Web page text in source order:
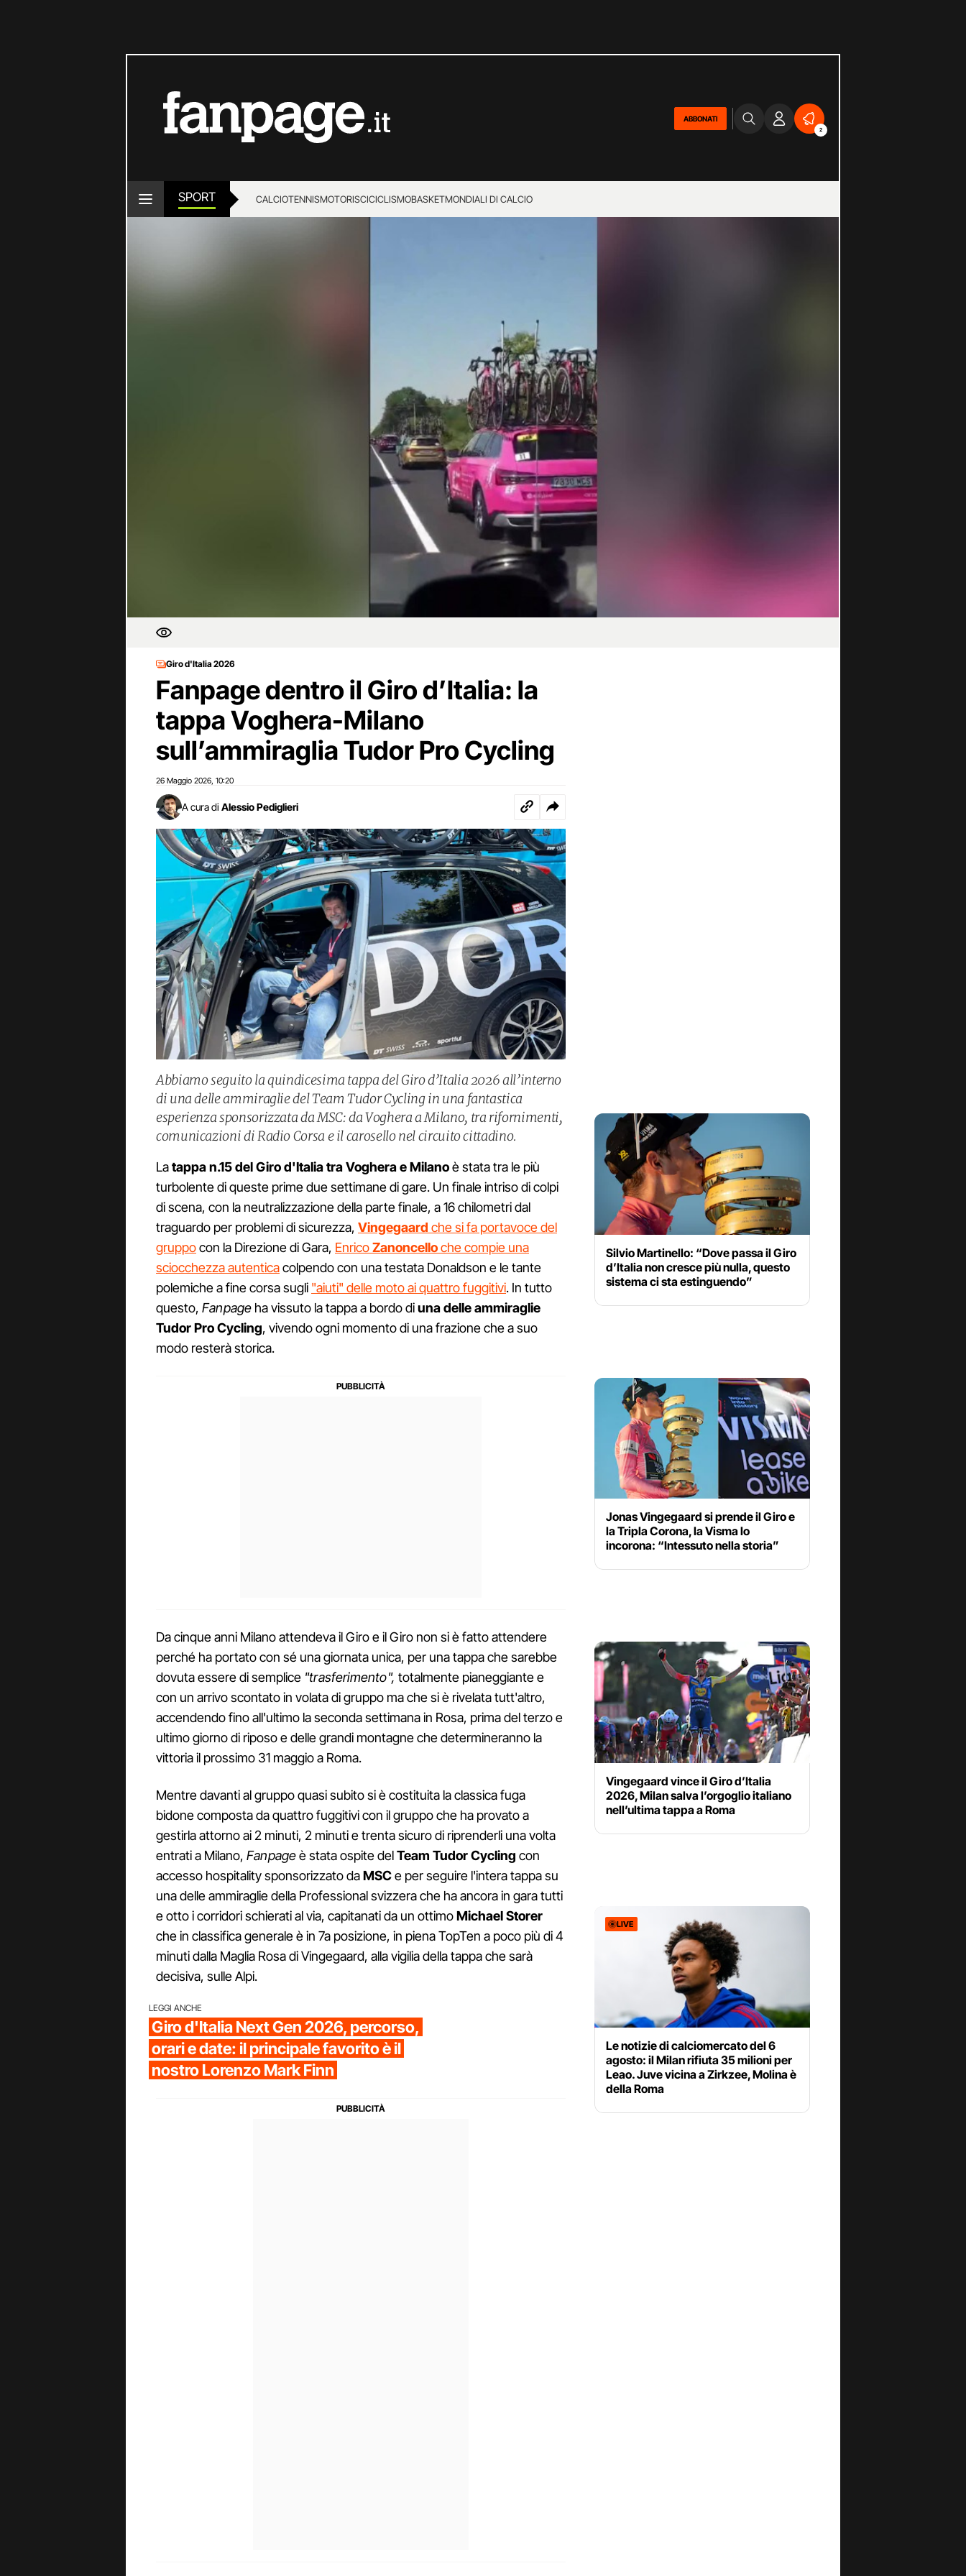
ABBONATI
2
SPORT CALCIOTENNISMOTORISCICICLISMOBASKETMONDIALI DI CALCIO
Giro d'Italia 2026
Fanpage dentro il Giro d’Italia: la
tappa Voghera-Milano
sull’ammiraglia Tudor Pro Cycling
26 Maggio 2026 10:20
A cura di Alessio Pediglieri
Abbiamo seguito la quindicesima tappa del Giro d’Italia 2026 all’interno
di una delle ammiraglie del Team Tudor Cycling in una fantastica
esperienza sponsorizzata da MSC: da Voghera a Milano, tra rifornimenti,
comunicazioni di Radio Corsa e il carosello nel circuito cittadino.
Latappa n.15 del Giro d'Italia tra Voghera e Milanoè stata tra le più
turbolente di queste prime due settimane di gare. Un finale intriso di colpi
di scena, con la neutralizzazione della parte finale, a 16 chilometri dal
traguardo per problemi di sicurezza, Vingegaard che si fa portavoce del
gruppocon la Direzione di Gara, EnricoZanoncelloche compie una
sciocchezza autenticacolpendo con una testata Donaldson e le tante
polemiche a fine corsa sugli "aiuti" delle moto ai quattro fuggitivi. In tutto
questo, Fanpage ha vissuto la tappa a bordo diuna delle ammiraglie
Tudor Pro Cycling, vivendo ogni momento di una frazione che a suo
modo resterà storica.
Da cinque anni Milano attendeva il Giro e il Giro non si è fatto attendere
perché ha portato con sé una giornata unica, per una tappa che sarebbe
dovuta essere di semplice "trasferimento", totalmente pianeggiante e
con un arrivo scontato in volata di gruppo ma che si è rivelata tutt'altro,
accendendo fino all'ultimo la seconda settimana in Rosa, prima del terzo e
ultimo giorno di riposo e delle grandi montagne che determineranno la
vittoria il prossimo 31 maggio a Roma.
Mentre davanti al gruppo quasi subito si è costituita la classica fuga
bidone composta da quattro fuggitivi con il gruppo che ha provato a
gestirla attorno ai 2 minuti, 2 minuti e trenta sicuro di riprenderli una volta
entrati a Milano, Fanpageè stata ospite delTeam Tudor Cycling con
accesso hospitality sponsorizzato daMSCe per seguire l'intera tappa su
una delle ammiraglie della Professional svizzera che ha ancora in gara tutti
e otto i corridori schierati al via, capitanati da un ottimoMichael Storer
che in classifica generale è in 7a posizione, in piena TopTen a poco più di 4
minuti dalla Maglia Rosa di Vingegaard, alla vigilia della tappa che sarà
decisiva, sulle Alpi.
LEGGI ANCHE
Giro d'Italia Next Gen 2026, percorso,
orari e date: il principale favorito è il
nostro Lorenzo Mark Finn
Silvio Martinello: “Dove passa il Giro
d’Italia non cresce più nulla, questo
sistema ci sta estinguendo”
Jonas Vingegaard si prende il Giro e
la Tripla Corona, la Visma lo
incorona: “Intessuto nella storia”
Vingegaard vince il Giro d’Italia
2026, Milan salva l’orgoglio italiano
nell’ultima tappa a Roma
LIVE
Le notizie di calciomercato del 6
agosto: il Milan rifiuta 35 milioni per
Leao. Juve vicina a Zirkzee, Molina è
della Roma